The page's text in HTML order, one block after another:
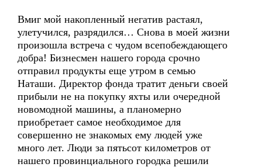
Вмиг мой накопленный негатив растаял,
улетучился, разрядился… Снова в моей жизни
произошла встреча с чудом всепобеждающего
добра! Бизнесмен нашего города срочно
отправил продукты еще утром в семью
Наташи. Директор фонда тратит деньги своей
прибыли не на покупку яхты или очередной
новомодной машины, а планомерно
приобретает самое необходимое для
совершенно не знакомых ему людей уже
много лет. Люди за пятьсот километров от
нашего провинциального городка решили